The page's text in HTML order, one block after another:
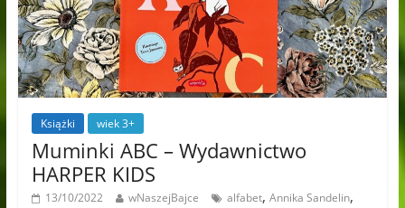
Książki wiek 3+
Muminki ABC – Wydawnictwo
HARPER KIDS
13/10/2022 wNaszejBajce alfabet, Annika Sandelin,